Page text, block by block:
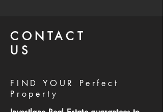
CONTACT
US
FIND YOUR Perfect
Property